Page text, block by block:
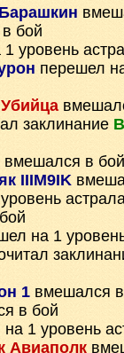
бой
уровень
перешел
заклинание
вмешался в бой
IIIM9IK
на 1
1 вмешался
в бой
1 уровень
Авиаполк